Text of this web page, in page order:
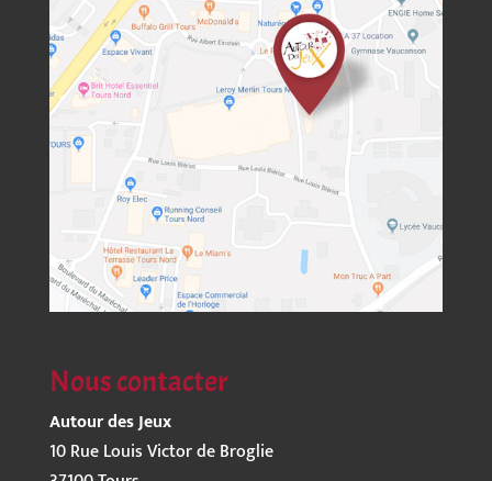
Nous contacter
Autour des Jeux
10 Rue Louis Victor de Broglie